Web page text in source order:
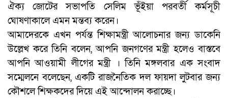
ঐক্য জোটের সভাপতি সেলিম ভূঁইয়া পরবর্তী কর্মসূচী
ঘোষণাকালে এমন মন্তব্য করেন।
আমাদেরকে এখন পর্যন্ত শিক্ষামন্ত্রী আলোচনার জন্য ডাকেনি
উল্লেখ করে তিনি বলেন, আপনি জনগণের মন্ত্রী হলেও বাস্তবে
আপনি আওয়ামী লীগের মন্ত্রী । তিনি মঙ্গলবার এক সংবাদ
সম্মেলনে বলেছেন, একটি রাজনৈতিক দল ফায়দা লুটবার জন্য
কৌশলে শিক্ষকদের দিয়ে এই আন্দোলন করাচ্ছে।